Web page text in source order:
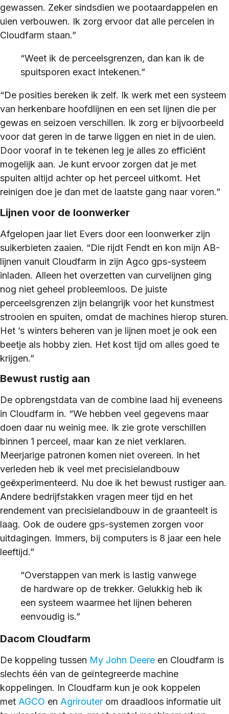
gewassen. Zeker sindsdien we pootaardappelen en
uien verbouwen. Ik zorg ervoor dat alle percelen in
Cloudfarm staan.”
“Weet ik de perceelsgrenzen, dan kan ik de
spuitsporen exact intekenen.”
“De posities bereken ik zelf. Ik werk met een systeem
van herkenbare hoofdlijnen en een set lijnen die per
gewas en seizoen verschillen. Ik zorg er bijvoorbeeld
voor dat geren in de tarwe liggen en niet in de uien.
Door vooraf in te tekenen leg je alles zo efficiënt
mogelijk aan. Je kunt ervoor zorgen dat je met
spuiten altijd achter op het perceel uitkomt. Het
reinigen doe je dan met de laatste gang naar voren.”
Lijnen voor de loonwerker
Afgelopen jaar liet Evers door een loonwerker zijn
suikerbieten zaaien. “Die rijdt Fendt en kon mijn AB-
lijnen vanuit Cloudfarm in zijn Agco gps-systeem
inladen. Alleen het overzetten van curvelijnen ging
nog niet geheel probleemloos. De juiste
perceelsgrenzen zijn belangrijk voor het kunstmest
strooien en spuiten, omdat de machines hierop sturen.
Het ’s winters beheren van je lijnen moet je ook een
beetje als hobby zien. Het kost tijd om alles goed te
krijgen.”
Bewust rustig aan
De opbrengstdata van de combine laad hij eveneens
in Cloudfarm in. “We hebben veel gegevens maar
doen daar nu weinig mee. Ik zie grote verschillen
binnen 1 perceel, maar kan ze niet verklaren.
Meerjarige patronen komen niet overeen. In het
verleden heb ik veel met precisielandbouw
geëxperimenteerd. Nu doe ik het bewust rustiger aan.
Andere bedrijfstakken vragen meer tijd en het
rendement van precisielandbouw in de graanteelt is
laag. Ook de oudere gps-systemen zorgen voor
uitdagingen. Immers, bij computers is 8 jaar een hele
leeftijd.”
“Overstappen van merk is lastig vanwege
de hardware op de trekker. Gelukkig heb ik
een systeem waarmee het lijnen beheren
eenvoudig is.”
Dacom Cloudfarm
De koppeling tussen My John Deere en Cloudfarm is
slechts één van de geïntegreerde machine
koppelingen. In Cloudfarm kun je ook koppelen
met AGCO en Agrirouter om draadloos informatie uit